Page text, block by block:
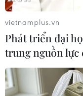
#Apple #iPhone
#dịch vụ tài chính
#thẻ tín dụng
vietnamplus.vn
Phát triển đại
trung nguồn lực